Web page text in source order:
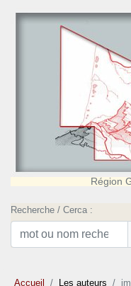
Région
Recherche / Cerca :
Accueil Les auteurs